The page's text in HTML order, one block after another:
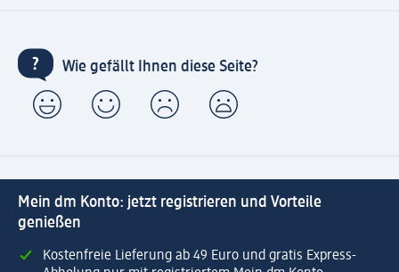
Wie gefällt Ihnen diese Seite?
Mein dm Konto: jetzt registrieren und Vorteile
genießen
Kostenfreie Lieferung ab 49 Euro und gratis Express-